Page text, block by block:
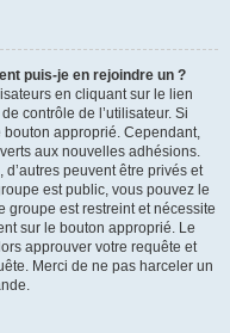
puis-je en rejoindre un ?
en cliquant sur le lien
contrôle de l’utilisateur. Si
approprié. Cependant,
aux nouvelles adhésions.
peuvent être privés et
est public, vous pouvez le
groupe est restreint et nécessite
sur le bouton approprié. Le
approuver votre requête et
Merci de ne pas harceler un